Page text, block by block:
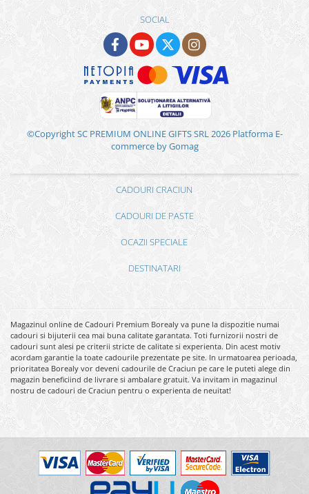
SOCIAL
©Copyright SC PREMIUM ONLINE GIFTS SRL 2026 Platforma E-
commerce by Gomag
CADOURI CRACIUN
CADOURI DE PASTE
OCAZII SPECIALE
DESTINATARI
Magazinul online de Cadouri Premium Borealy va pune la dispozitie numai
cadouri si bijuterii cea mai buna calitate garantata. Toti furnizorii nostri de
cadouri sunt alesi pe criterii stricte de calitate si experienta. Din acest motiv
acordam garantie la toate cadourile prezentate pe site. In urmatoarea perioada,
prioritatea Borealy vor deveni cadourile de Craciun pe care le puteti alege din
magazin beneficiind de livrare si ambalare gratuit. Va invitam in magazinul
nostru de cadouri de Craciun pentru o experienta de neuitat!